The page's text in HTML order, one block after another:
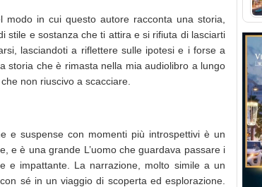
modo in cui questo autore racconta una storia,
stile e sostanza che ti attira e si rifiuta di lasciarti
lasciandoti a riflettere sulle ipotesi e i forse a
storia che è rimasta nella mia audiolibro a lungo
non riuscivo a scacciare.
e suspense con momenti più introspettivi è un
e è una grande L’uomo che guardava passare i
e impattante. La narrazione, molto simile a un
sé in un viaggio di scoperta ed esplorazione.